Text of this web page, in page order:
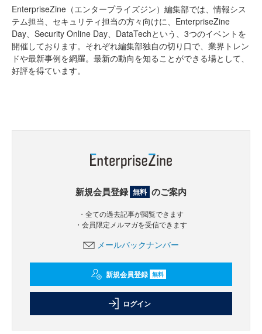
EnterpriseZine（エンタープライズジン）編集部では、情報シス
テム担当、セキュリティ担当の方々向けに、EnterpriseZine
Day、Security Online Day、DataTechという、3つのイベントを
開催しております。それぞれ編集部独自の切り口で、業界トレン
ドや最新事例を網羅。最新の動向を知ることができる場として、
好評を得ています。
新規会員登録 無料 のご案内
・全ての過去記事が閲覧できます
・会員限定メルマガを受信できます
メールバックナンバー
新規会員登録 無料
ログイン